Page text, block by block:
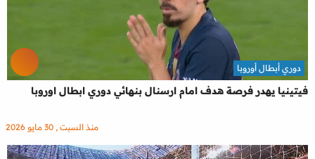
فيتينيا يهدر فرصة هدف امام ارسنال بنهائي دوري ابطال اوروبا
دوري أبطال أوروبا
منذ السبت , 30 مايو 2026